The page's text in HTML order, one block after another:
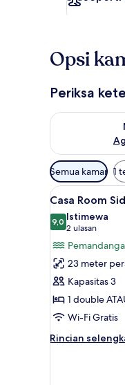
Opsi
Periksa
Periksa
Filter
tersedia
untuk
kamar
Semua kamar 1
Lihat
semua
foto
untuk
Casa
Room
Side
Sea
View
5
Casa Room
9,09,0 dari 10
Istimewa
2 ulasan
(2
ulasan)
23 meter
Kapasitas 3
1 double
Wi-Fi Gratis
Rincian
Rincian